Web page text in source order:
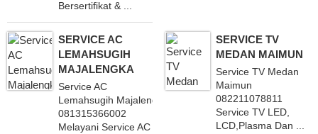
Bersertifikat & ...
SERVICE AC
LEMAHSUGIH
MAJALENGKA
Service AC
Lemahsugih Majalengka
081315366002
Melayani Service AC
SERVICE TV
MEDAN MAIMUN
Service TV Medan
Maimun
082211078811
Service TV LED,
LCD,Plasma Dan ...